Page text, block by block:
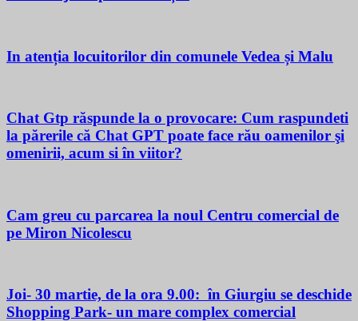
In atenția locuitorilor din comunele Vedea și Malu
Chat Gtp răspunde la o provocare: Cum raspundeti
la părerile că Chat GPT poate face rău oamenilor şi
omenirii, acum si în viitor?
Cam greu cu parcarea la noul Centru comercial de
pe Miron Nicolescu
Joi- 30 martie, de la ora 9.00: în Giurgiu se deschide
Shopping Park- un mare complex comercial